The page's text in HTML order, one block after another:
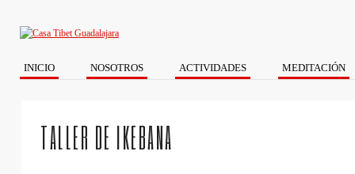
INICIO NOSOTROS ACTIVIDADES MEDITACIÓN
TALLER DE IKEBANA